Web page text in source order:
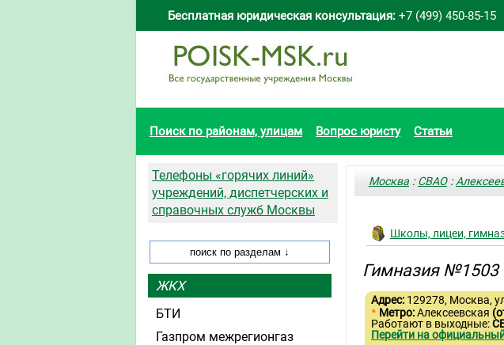
Бесплатная юридическая консультация: +7 (499) 450-85-15
Поиск по районам, улицам Вопрос юристу Статьи
Москва :СВАО:
Школы, лицеи,
Гимназия №1503
Адрес: 129278, Москва,
• Метро:Алексеевская
Работают в выходные:
Перейти на
Телефоны «горячих линий»
учреждений, диспетчерских и
справочных служб Москвы
ЖКХ
БТИ
Газпром межрегионгаз